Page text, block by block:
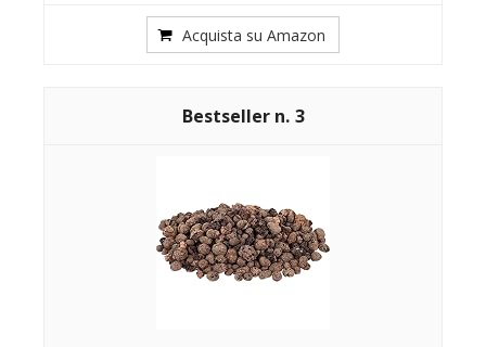
Acquista su Amazon
3